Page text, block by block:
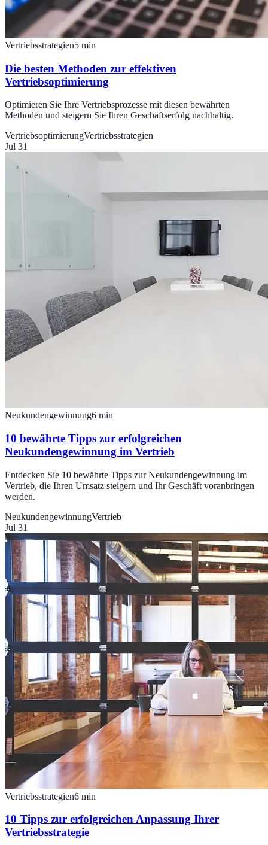
Vertriebsstrategien5 min
Die besten Methoden zur effektiven
Vertriebsoptimierung
Optimieren Sie Ihre Vertriebsprozesse mit diesen bewährten
Methoden und steigern Sie Ihren Geschäftserfolg nachhaltig.
VertriebsoptimierungVertriebsstrategien
Jul 31
Neukundengewinnung6 min
10 bewährte Tipps zur erfolgreichen
Neukundengewinnung im Vertrieb
Entdecken Sie 10 bewährte Tipps zur Neukundengewinnung im
Vertrieb, die Ihren Umsatz steigern und Ihr Geschäft voranbringen
werden.
NeukundengewinnungVertrieb
Jul 31
Vertriebsstrategien6 min
10 Tipps zur erfolgreichen Anpassung Ihrer
Vertriebsstrategie